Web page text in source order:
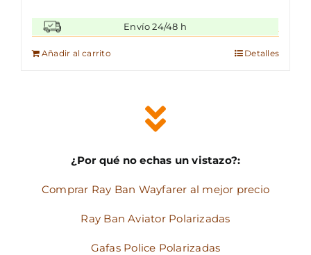
original
era:
145,00 €.
actual
es:
Envío 24/48 h
Añadir al carrito Detalles
¿Por qué no echas un vistazo?:
Comprar Ray Ban Wayfarer al mejor precio
Ray Ban Aviator Polarizadas
Gafas Police Polarizadas